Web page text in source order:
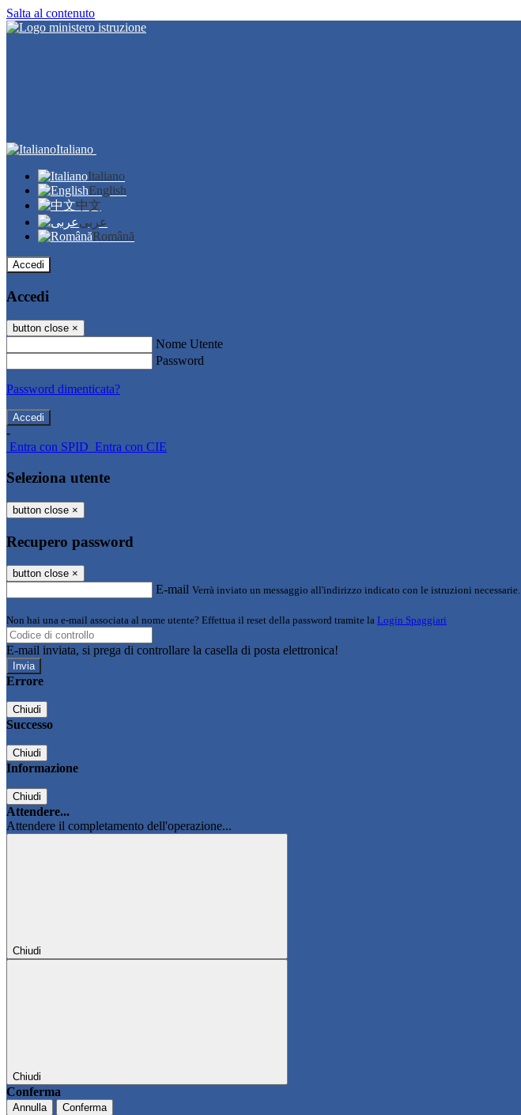
Salta al contenuto
Italiano
Italiano
English
中文
عربى
Română
Accedi
Accedi
button close ×
Nome Utente
Password
Password dimenticata?
-
Entra con SPID Entra con CIE
Seleziona utente
button close ×
Recupero password
button close ×
E-mail Verrà inviato un messaggio all'indirizzo indicato con le istruzioni necessarie.
Non hai una e-mail associata al nome utente? Effettua il reset della password tramite la Login Spaggiari
E-mail inviata, si prega di controllare la casella di posta elettronica!
Errore
Chiudi
Successo
Chiudi
Informazione
Chiudi
Attendere...
Attendere il completamento dell'operazione...
Chiudi
Chiudi
Conferma
Annulla Conferma